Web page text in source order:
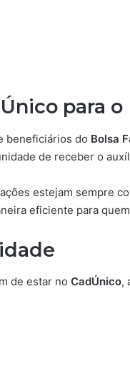
para o
beneficiários do Bolsa
de receber o
estejam sempre
eficiente para
de estar no CadÚnico,